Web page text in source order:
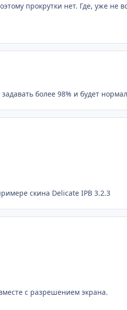
прокрутки нет. Где, уже не
более 98% и будет
скина Delicate IPB 3.2.3
с разрешением экрана.